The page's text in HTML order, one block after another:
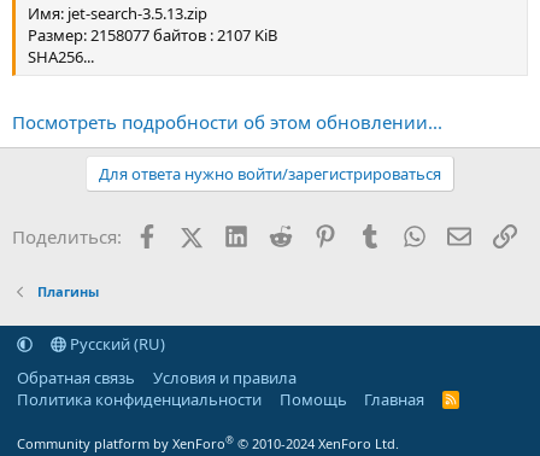
Имя: jet-search-3.5.13.zip
Размер: 2158077 байтов : 2107 KiB
SHA256...
Посмотреть подробности об этом обновлении...
Для ответа нужно войти/зарегистрироваться
Поделиться: FacebookX (Twitter)
LinkedIn
Reddit PinterestTumblr WhatsApp
Плагины
Русский (RU)
Обратная связь
Условия и правила
Политика конфиденциальности
Помощь Главная
R
Community platform by XenForo® © 2010-2024 XenForo Ltd.